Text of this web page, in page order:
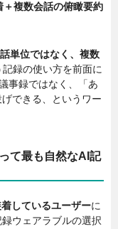
複数会話の俯瞰要約
話単位ではなく、複数
記録の使い方を前面に
事録ではなく、「あ
できる、というワー
て最も自然なAI記
しているユーザーに
ウェアラブルの選択